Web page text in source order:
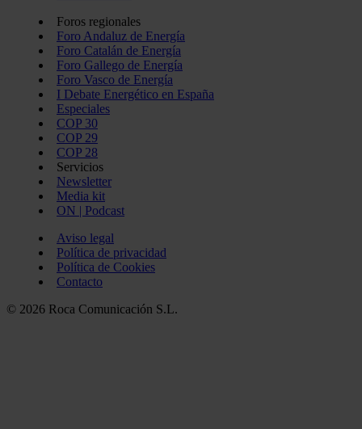
Foros regionales
Foro Andaluz de Energía
Foro Catalán de Energía
Foro Gallego de Energía
Foro Vasco de Energía
I Debate Energético en España
Especiales
COP 30
COP 29
COP 28
Servicios
Newsletter
Media kit
ON | Podcast
Aviso legal
Política de privacidad
Política de Cookies
Contacto
© 2026 Roca Comunicación S.L.